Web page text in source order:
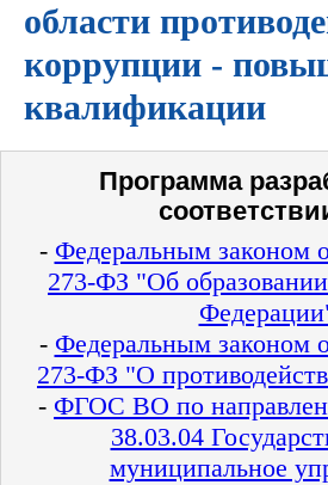
области
коррупции -
квалификации
Программа
- Федеральным законом
273-ФЗ "Об
- Федеральным законом
273-ФЗ "О
- ФГОС ВО по
38.03.04
муниципальное